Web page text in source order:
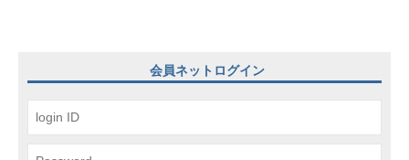
ン
会員ネットログイン